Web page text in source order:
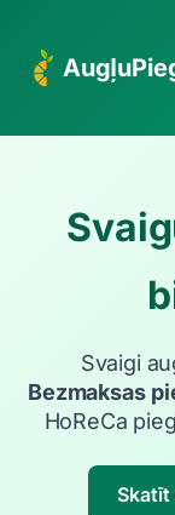
Svaigi
Bezmaksas
HoReCa
Skatīt